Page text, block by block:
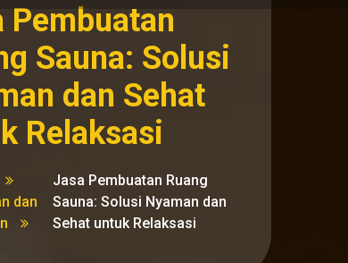
Pembuatan
Sauna: Solusi
dan Sehat
Relaksasi
dan
Jasa Pembuatan Ruang
Sauna: Solusi Nyaman dan
Sehat untuk Relaksasi